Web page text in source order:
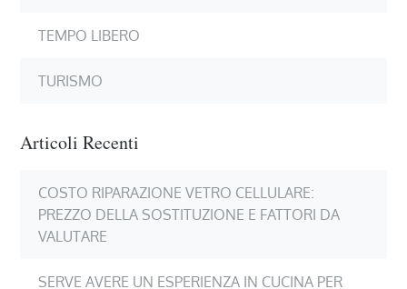
TEMPO LIBERO
TURISMO
Articoli Recenti
COSTO RIPARAZIONE VETRO CELLULARE:
PREZZO DELLA SOSTITUZIONE E FATTORI DA
VALUTARE
SERVE AVERE UN ESPERIENZA IN CUCINA PER